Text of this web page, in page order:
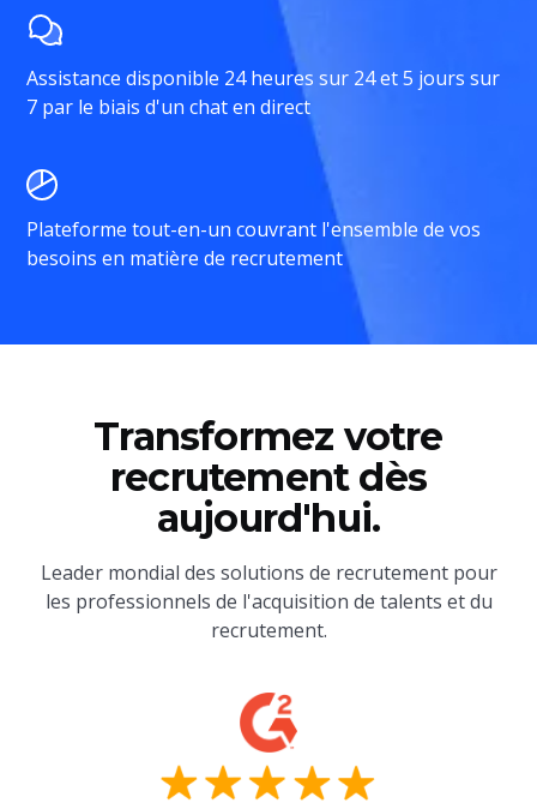
Assistance disponible 24 heures sur 24 et 5 jours sur
7 par le biais d'un chat en direct
Plateforme tout-en-un couvrant l'ensemble de vos
besoins en matière de recrutement
Transformez votre
recrutement dès
aujourd'hui.
Leader mondial des solutions de recrutement pour
les professionnels de l'acquisition de talents et du
recrutement.